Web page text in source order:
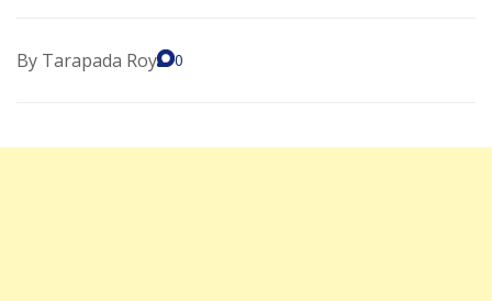
By Tarapada Roy 0